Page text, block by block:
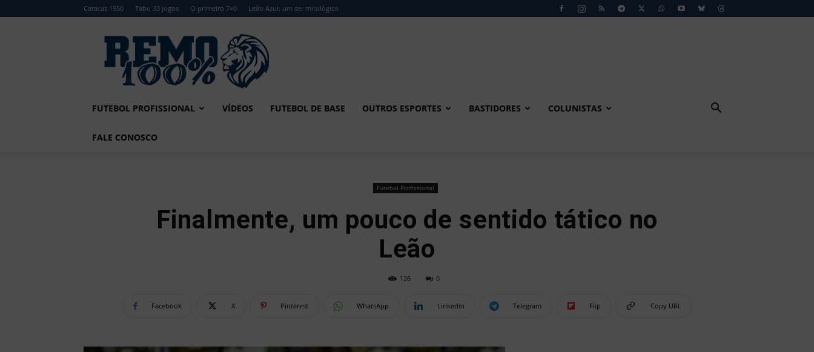
Caracas 1950 Tabu 33 jogos O primeiro 7×0 Leão Azul: um ser mitológico
Remo
FUTEBOL PROFISSIONAL VÍDEOS FUTEBOL DE BASE OUTROS ESPORTES BASTIDORES COLUNISTAS
FALE CONOSCO
Futebol Profissional
Finalmente, um pouco de sentido tático no
Leão
126 0
Facebook X Pinterest WhatsApp Linkedin Telegram Flip Copy URL